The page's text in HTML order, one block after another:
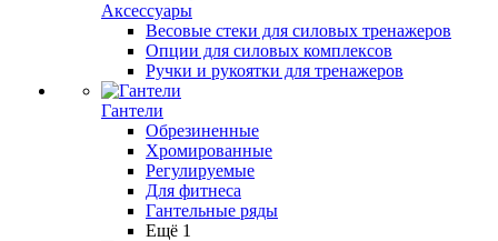
Аксессуары
Весовые стеки для силовых тренажеров
Опции для силовых комплексов
Ручки и рукоятки для тренажеров
Гантели
Обрезиненные
Хромированные
Регулируемые
Для фитнеса
Гантельные ряды
Ещё 1